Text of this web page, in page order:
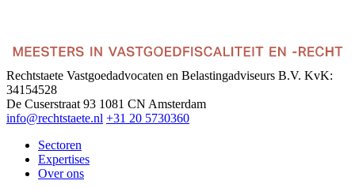
Rechtstaete Vastgoedadvocaten en Belastingadviseurs B.V. KvK:
34154528
De Cuserstraat 93 1081 CN Amsterdam
info@rechtstaete.nl +31 20 5730360
Sectoren
Expertises
Over ons